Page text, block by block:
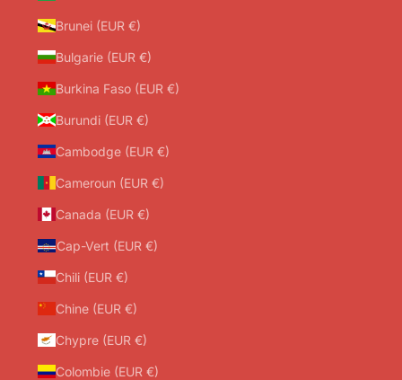
Brunei (EUR €)
Bulgarie (EUR €)
Burkina Faso (EUR €)
Burundi (EUR €)
Cambodge (EUR €)
Cameroun (EUR €)
Canada (EUR €)
Cap-Vert (EUR €)
Chili (EUR €)
Chine (EUR €)
Chypre (EUR €)
Colombie (EUR €)